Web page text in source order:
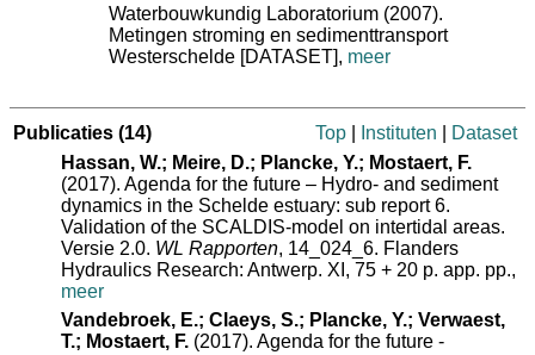
Waterbouwkundig Laboratorium (2007).
Metingen stroming en sedimenttransport
Westerschelde [DATASET], meer
Publicaties (14) Top Instituten
Dataset
Hassan, W.; Meire, D.; Plancke, Y.; Mostaert, F.
(2017). Agenda for the future – Hydro‐ and sediment
dynamics in the Schelde estuary: sub report 6.
Validation of the SCALDIS‐model on intertidal areas.
Versie 2.0. WL Rapporten, 14_024_6. Flanders
Hydraulics Research: Antwerp. XI, 75 + 20 p. app. pp.,
meer
Vandebroek, E.; Claeys, S.; Plancke, Y.; Verwaest,
T.; Mostaert, F. (2017). Agenda for the future ‐